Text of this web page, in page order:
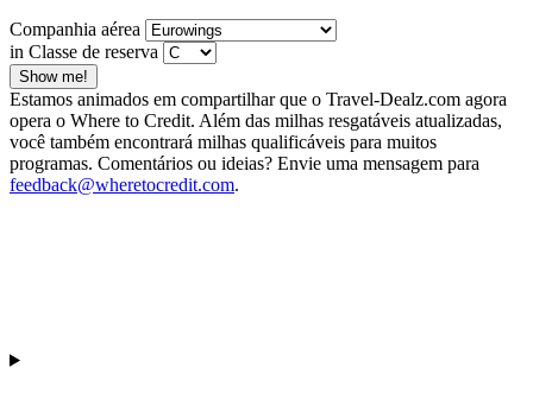
Companhia aérea
in Classe de reserva
Show me!
Estamos animados em compartilhar que o Travel-Dealz.com agora
opera o Where to Credit. Além das milhas resgatáveis atualizadas,
você também encontrará milhas qualificáveis para muitos
programas. Comentários ou ideias? Envie uma mensagem para
feedback@wheretocredit.com.